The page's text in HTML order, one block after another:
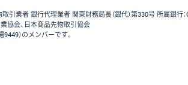
引業者 銀行代理業者 関東財務局長（銀代）第330号 所属銀行
協会、日本商品先物取引協会
）のメンバーです。